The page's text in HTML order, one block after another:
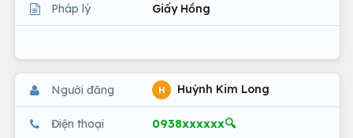
Pháp lý Giấy Hồng
Người đăng H Huỳnh Kim Long
Điện thoại 0938xxxxxx🔍